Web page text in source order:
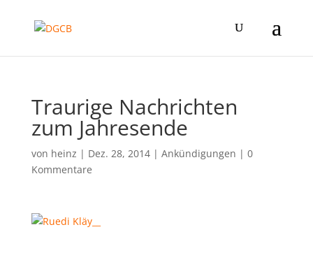
Traurige Nachrichten
zum Jahresende
von heinz | Dez. 28, 2014| Ankündigungen | 0
Kommentare